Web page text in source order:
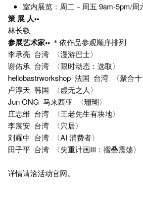
室内展览：周二－周五 9am-5pm/周
策 展 人••
林长叡
参展艺术家•• ＊依作品参观顺序排列
李承亮 台湾 〈漫游巴士〉
谢佑承 台湾 〈限时动态：选取〉
hellobastrworkshop 法国 台湾 〈聚合十
卢淳天 韩国 〈虚无之人〉
Jun ONG 马来西亚 〈珊瑚〉
庄志维 台湾 〈王老先生有块地〉
李宸安 台湾 〈穴居〉
刘耀中 台湾 〈AI 消费者〉
田子平 台湾 〈失重计画III：摺叠震荡〉
详情请洽活动官网。